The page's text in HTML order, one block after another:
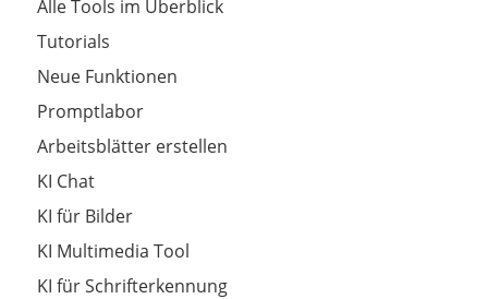
Alle Tools im Überblick
Tutorials
Neue Funktionen
Promptlabor
Arbeitsblätter erstellen
KI Chat
KI für Bilder
KI Multimedia Tool
KI für Schrifterkennung